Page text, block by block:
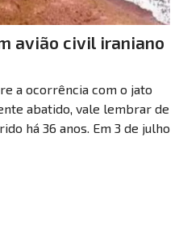
avião civil iraniano
a ocorrência com o jato
abatido, vale lembrar de
há 36 anos. Em 3 de julho